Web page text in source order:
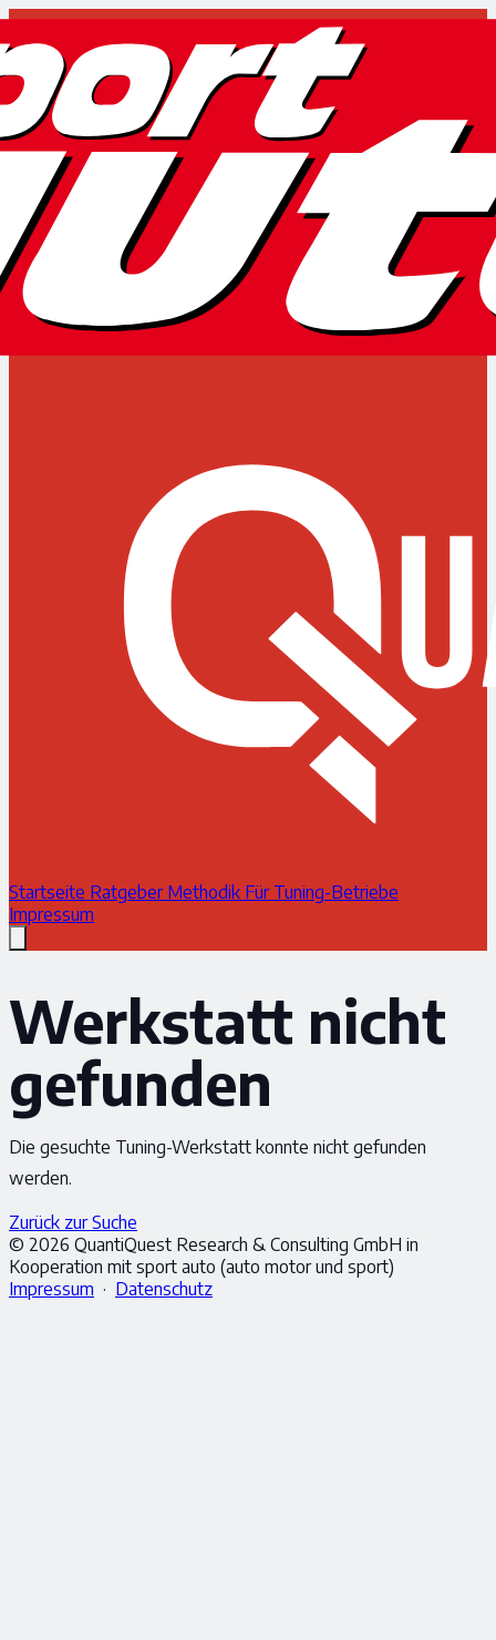
Startseite Ratgeber Methodik Für Tuning-Betriebe
Impressum
Werkstatt nicht
gefunden
Die gesuchte Tuning-Werkstatt konnte nicht gefunden
werden.
Zurück zur Suche
© 2026 QuantiQuest Research & Consulting GmbH in
Kooperation mit sport auto (auto motor und sport)
Impressum · Datenschutz